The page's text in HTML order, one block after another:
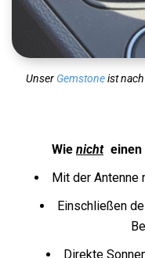
Unser Gemstoneist
Wie nicht einen
Mit der Antenne
Einschließen
Direkte